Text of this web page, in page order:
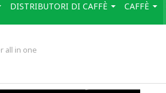
DISTRIBUTORI DI CAFFÈ CAFFÈ
all in one